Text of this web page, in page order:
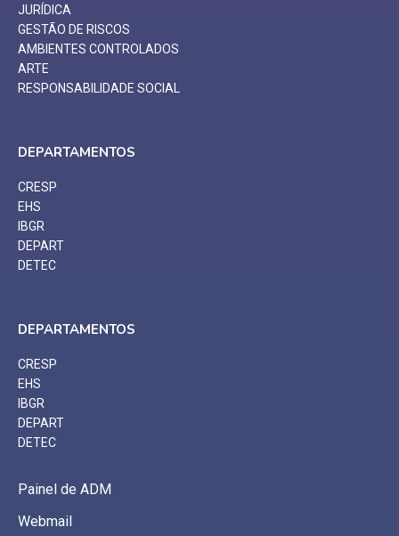
JURÍDICA
GESTÃO DE RISCOS
AMBIENTES CONTROLADOS
ARTE
RESPONSABILIDADE SOCIAL
DEPARTAMENTOS
CRESP
EHS
IBGR
DEPART
DETEC
DEPARTAMENTOS
CRESP
EHS
IBGR
DEPART
DETEC
Painel de ADM
Webmail